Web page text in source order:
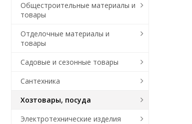
Общестроительные материалы и
товары
Отделочные материалы и
товары
Садовые и сезонные товары
Сантехника
Хозтовары, посуда
Электротехнические изделия